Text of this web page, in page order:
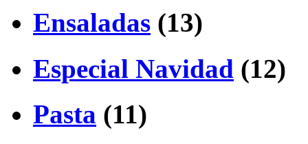
Ensaladas (13)
Especial Navidad (12)
Pasta (11)